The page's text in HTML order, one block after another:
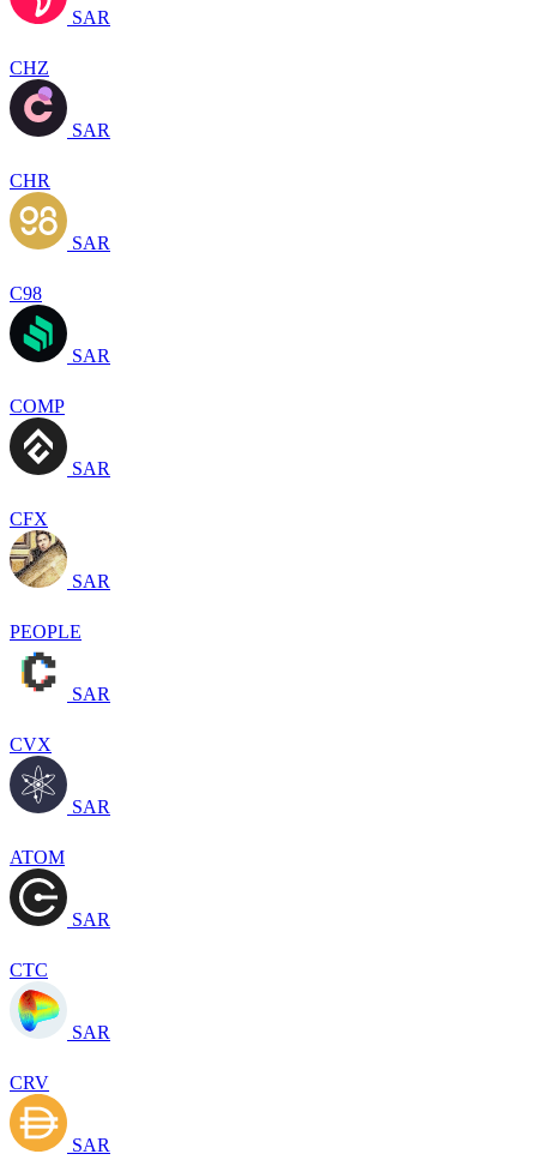
SAR
CHZ
SAR
CHR
SAR
C98
SAR
COMP
SAR
CFX
SAR
PEOPLE
SAR
CVX
SAR
ATOM
SAR
CTC
SAR
CRV
SAR